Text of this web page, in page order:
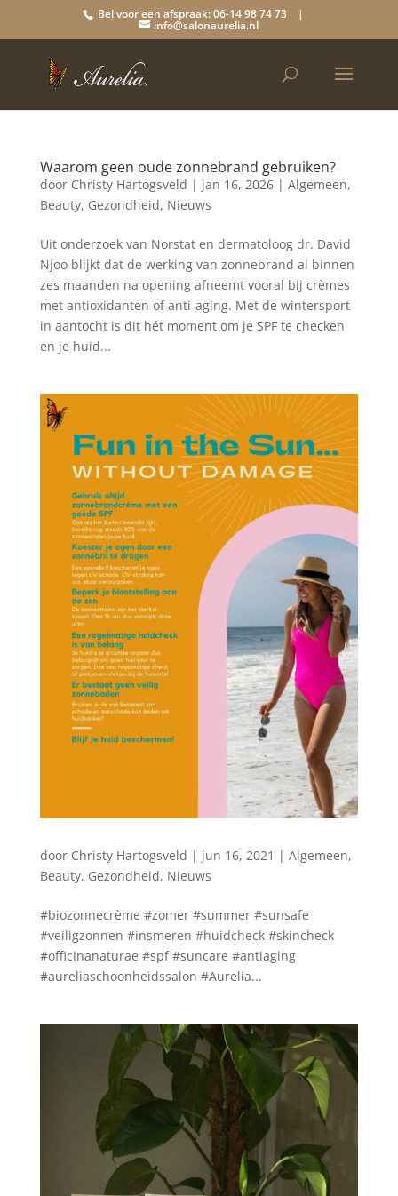
Bel voor een afspraak: 06-14 98 74 73 |
info@salonaurelia.nl
Waarom geen oude zonnebrand gebruiken?
door Christy Hartogsveld | jan 16, 2026| Algemeen,
Beauty, Gezondheid, Nieuws
Uit onderzoek van Norstat en dermatoloog dr. David
Njoo blijkt dat de werking van zonnebrand al binnen
zes maanden na opening afneemt vooral bij crèmes
met antioxidanten of anti‑aging. Met de wintersport
in aantocht is dit hét moment om je SPF te checken
en je huid...
door Christy Hartogsveld | jun 16, 2021 | Algemeen,
Beauty, Gezondheid, Nieuws
#biozonnecrème #zomer #summer #sunsafe
#veiligzonnen #insmeren #huidcheck #skincheck
#officinanaturae #spf #suncare #antiaging
#aureliaschoonheidssalon #Aurelia...